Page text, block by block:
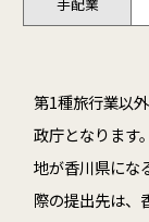
第1種旅行業以
政庁となります
地が香川県にな
際の提出先は、